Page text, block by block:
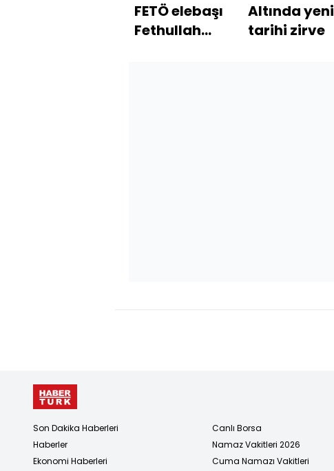
FETÖ elebaşı
Fethullah
Altında yeni
tarihi zirve
Son Dakika Haberleri
Haberler
Ekonomi Haberleri
Canlı Borsa
Namaz Vakitleri 2026
Cuma Namazı Vakitleri